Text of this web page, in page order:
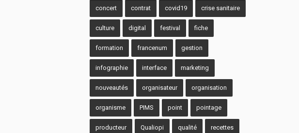
concert contrat covid19 crise sanitaire
culture digital festival fiche
formation francenum gestion
infographie interface marketing
nouveautés organisateur organisation
organisme PIMS point pointage
producteur Qualiopi qualité recettes